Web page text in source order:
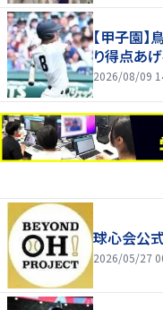
【甲子園
り得点あ
2026/08/09
球心会公
2026/05/27